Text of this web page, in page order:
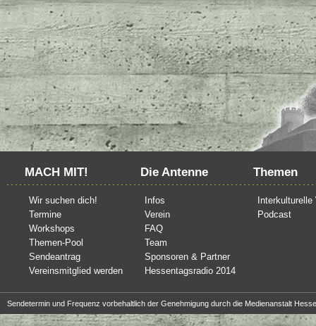
MACH MIT!
Wir suchen dich!
Termine
Workshops
Themen-Pool
Sendeantrag
Vereinsmitglied werden
Die Antenne
Infos
Verein
FAQ
Team
Sponsoren & Partner
Hessentagsradio 2014
Themen
Interkulturelle
Podcast
Sendetermin und Frequenz vorbehaltlich der Genehmigung durch die Medienanstalt